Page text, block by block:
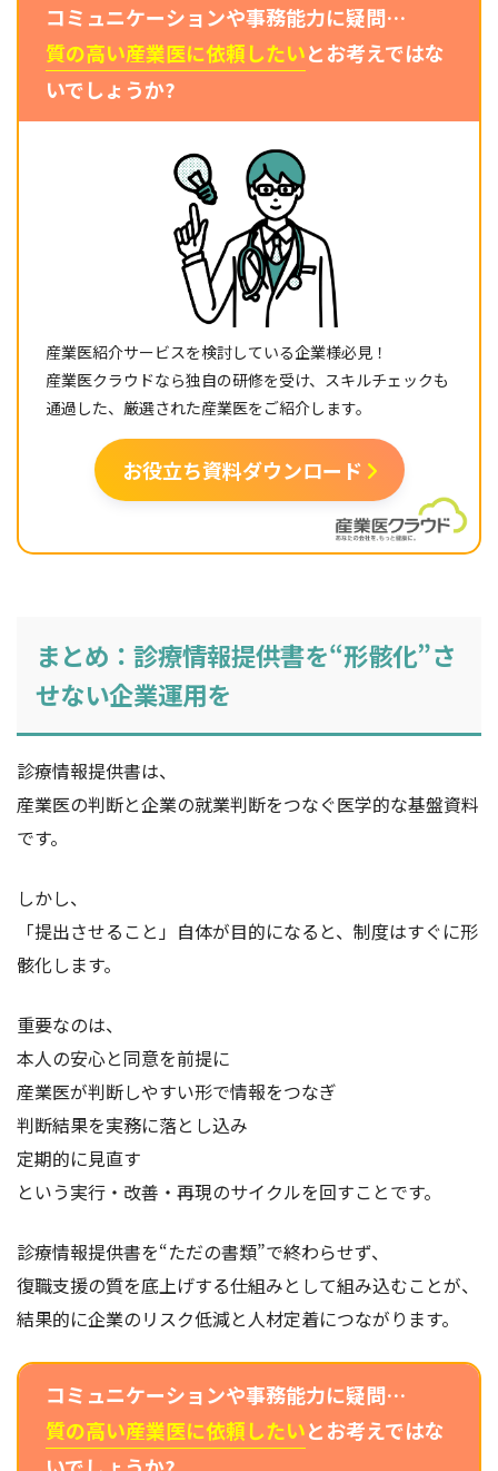
コミュニケーションや事務能力に疑問…
質の高い産業医に依頼したいとお考えではな
いでしょうか?
産業医紹介サービスを検討している企業様必見！
産業医クラウドなら独自の研修を受け、スキルチェックも
通過した、厳選された産業医をご紹介します。
お役立ち資料ダウンロード
まとめ：診療情報提供書を“形骸化”さ
せない企業運用を
診療情報提供書は、
産業医の判断と企業の就業判断をつなぐ医学的な基盤資料
です。
しかし、
「提出させること」自体が目的になると、制度はすぐに形
骸化します。
重要なのは、
本人の安心と同意を前提に
産業医が判断しやすい形で情報をつなぎ
判断結果を実務に落とし込み
定期的に見直す
という実行・改善・再現のサイクルを回すことです。
診療情報提供書を“ただの書類”で終わらせず、
復職支援の質を底上げする仕組みとして組み込むことが、
結果的に企業のリスク低減と人材定着につながります。
コミュニケーションや事務能力に疑問…
質の高い産業医に依頼したいとお考えではな